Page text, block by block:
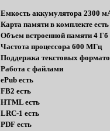
Емкость аккумулятора 2300
Карта памяти в комплекте есть
Объем встроенной памяти 4 Гб
Частота процессора 600 МГц
Поддержка текстовых
Работа с файлами
ePub есть
FB2 есть
HTML есть
LRC-1 есть
PDF есть